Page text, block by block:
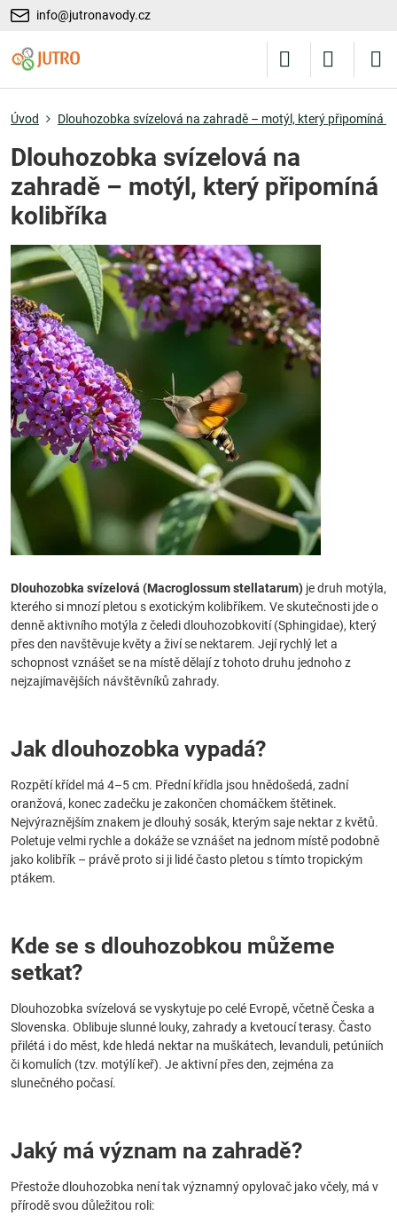
info@jutronavody.cz
Úvod Dlouhozobka svízelová na zahradě – motýl, který připomíná
Dlouhozobka svízelová na
zahradě – motýl, který připomíná
kolibříka
Dlouhozobka svízelová (Macroglossum stellatarum) je druh motýla,
kterého si mnozí pletou s exotickým kolibříkem. Ve skutečnosti jde o
denně aktivního motýla z čeledi dlouhozobkovití (Sphingidae), který
přes den navštěvuje květy a živí se nektarem. Její rychlý let a
schopnost vznášet se na místě dělají z tohoto druhu jednoho z
nejzajímavějších návštěvníků zahrady.
Jak dlouhozobka vypadá?
Rozpětí křídel má 4–5 cm. Přední křídla jsou hnědošedá, zadní
oranžová, konec zadečku je zakončen chomáčkem štětinek.
Nejvýraznějším znakem je dlouhý sosák, kterým saje nektar z květů.
Poletuje velmi rychle a dokáže se vznášet na jednom místě podobně
jako kolibřík – právě proto si ji lidé často pletou s tímto tropickým
ptákem.
Kde se s dlouhozobkou můžeme
setkat?
Dlouhozobka svízelová se vyskytuje po celé Evropě, včetně Česka a
Slovenska. Oblibuje slunné louky, zahrady a kvetoucí terasy. Často
přilétá i do měst, kde hledá nektar na muškátech, levanduli, petúniích
či komulích (tzv. motýlí keř). Je aktivní přes den, zejména za
slunečného počasí.
Jaký má význam na zahradě?
Přestože dlouhozobka není tak významný opylovač jako včely, má v
přírodě svou důležitou roli: